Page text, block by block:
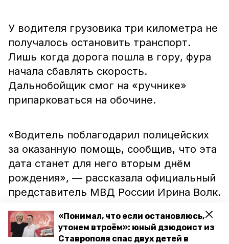
«Понимал, что если остановлюсь,
утонем втроём»: юный дзюдоист из
Ставрополя спас двух детей в
У водителя грузовика три километра не
получалось остановить транспорт.
Лишь когда дорога пошла в гору, фура
начала сбавлять скорость.
Дальнобойщик смог на «ручнике»
припарковаться на обочине.
«Водитель поблагодарил полицейских
за оказанную помощь, сообщив, что эта
дата станет для него вторым днём
рождения», — рассказала официальный
представитель МВД России Ирина Волк.
Ранее полицейскиеспаслипьяного
мужчину за рулём авто. А до этого